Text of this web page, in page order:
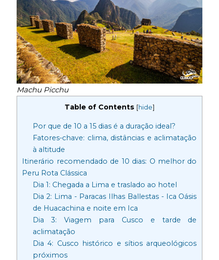
Machu Picchu
Table of Contents [hide]
Por que de 10 a 15 dias é a duração ideal?
Fatores-chave: clima, distâncias e aclimatação
à altitude
Itinerário recomendado de 10 dias: O melhor do
Peru Rota Clássica
Dia 1: Chegada a Lima e traslado ao hotel
Dia 2: Lima - Paracas Ilhas Ballestas - Ica Oásis
de Huacachina e noite em Ica
Dia 3: Viagem para Cusco e tarde de
aclimatação
Dia 4: Cusco histórico e sítios arqueológicos
próximos